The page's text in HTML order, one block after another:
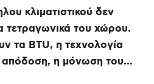
κλιματιστικού δεν
τετραγωνικά του χώρου.
τα BTU, η τεχνολογία
απόδοση, η μόνωση του